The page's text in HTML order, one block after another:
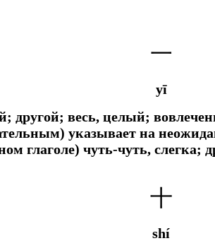
一
yī
другой; весь, целый;
указывает на
глаголе) чуть-чуть, слегка;
十
shí